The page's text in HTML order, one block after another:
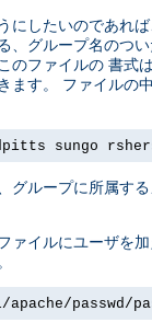
にしたいのであれ
、グループ名のつ
のファイルの 書式
ます。 ファイルの
dpitts sungo
グループに所属す
ァイルにユーザを
passwd/